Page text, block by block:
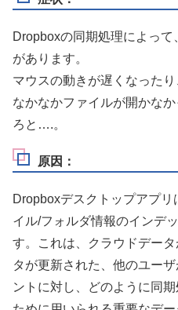
Dropboxの同期処理によっ
があります。
マウスの動きが遅くなった
なかなかファイルが開かな
ろと….。
原因：
Dropboxデスクトップアプ
イル/フォルダ情報のインデ
す。これは、クラウドデー
タが更新された、他のユー
ントに対し、どのように同